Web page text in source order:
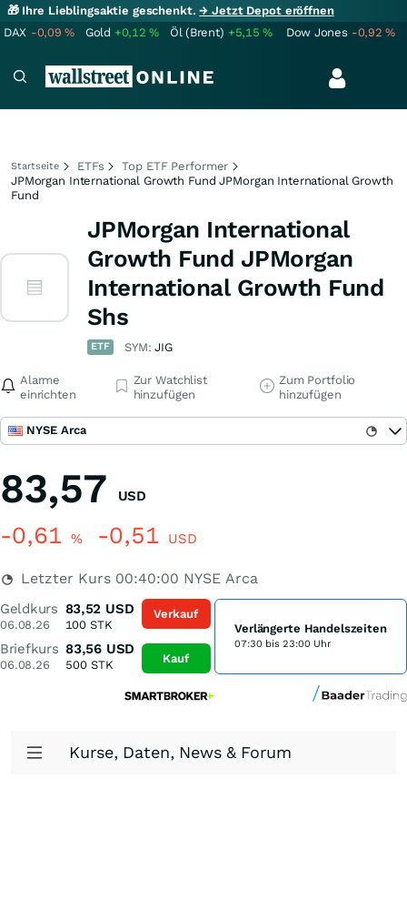
🎁 Ihre Lieblingsaktie geschenkt.→ Jetzt Depot eröffnen
DAX -0,09% Gold +0,12% Öl (Brent) +5,15% Dow Jones -0,92%
Startseite ETFs
Top ETF Performer
JPMorgan International Growth Fund JPMorgan International Growth
Fund
JPMorgan International
Growth Fund JPMorgan
International Growth Fund
Shs
ETF SYM:JIG
Alarme
einrichten
Zur Watchlist
hinzufügen
Zum Portfolio
hinzufügen
NYSE Arca
83,57 USD
-0,61 % -0,51 USD
Letzter Kurs 00:40:00 NYSE Arca
Geldkurs
06.08.26
83,52 USD
100 STK
Briefkurs
06.08.26
83,56 USD
500STK
Verkauf
Kauf
Verlängerte Handelszeiten
07:30 bis 23:00 Uhr
Kurse, Daten, News & Forum